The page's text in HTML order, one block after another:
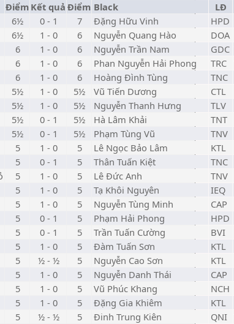
Điểm Kết quả Điểm Black LĐ
6½ 0 - 1 7 Đặng Hữu Vinh HPD
6½ 1 - 0 6 Nguyễn Quang Hào DOA
6 1 - 0 6 Nguyễn Trần Nam GDC
6 1 - 0 6 Phan Nguyễn Hải Phong TRC
6 1 - 0 6 Hoàng Đình Tùng TNC
5½ 1 - 0 5½ Vũ Tiến Dương CTL
5½ 1 - 0 5½ Nguyễn Thanh Hưng TLV
5½ 0 - 1 5½ Hà Lâm Khải TNT
5½ 0 - 1 5½ Phạm Tùng Vũ TNV
5 1 - 0 5 Lê Ngọc Bảo Lâm KTL
5 0 - 1 5 Thân Tuấn Kiệt TNC
5 1 - 0 5 Lê Đức Anh TNV
5 1 - 0 5 Tạ Khôi Nguyên IEQ
5 1 - 0 5 Nguyễn Tùng Minh CAP
5 0 - 1 5 Phạm Hải Phong HPD
5 0 - 1 5 Trần Tuấn Cường BVI
5 1 - 0 5 Đàm Tuấn Sơn KTL
5 ½ - ½ 5 Nguyễn Cao Sơn KTL
5 1 - 0 5 Nguyễn Danh Thái CAP
5 1 - 0 5 Vũ Phúc Khang NCH
5 1 - 0 5 Đặng Gia Khiêm KTL
5 ½ - ½ 5 Đinh Trung Kiên QNI